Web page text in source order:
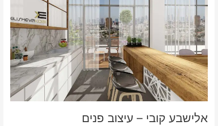
אלישבע קובי – עיצוב פנים
קובי
–
עיצוב
פנים